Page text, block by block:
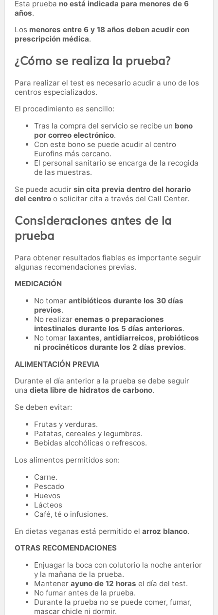
Esta prueba no está indicada para menores de 6
años.
Los menores entre 6 y 18 años deben acudir con
prescripción médica.
¿Cómo se realiza la prueba?
Para realizar el test es necesario acudir a uno de los
centros especializados.
El procedimiento es sencillo:
Tras la compra del servicio se recibe un bono
por correo electrónico.
Con este bono se puede acudir al centro
Eurofins más cercano.
El personal sanitario se encarga de la recogida
de las muestras.
Se puede acudir sin cita previa dentro del horario
del centro o solicitar cita a través del Call Center.
Consideraciones antes de la
prueba
Para obtener resultados fiables es importante seguir
algunas recomendaciones previas.
MEDICACIÓN
No tomar antibióticos durante los 30 días
previos.
No realizar enemas o preparaciones
intestinales durante los 5 días anteriores.
No tomar laxantes, antidiarreicos, probióticos
ni procinéticos durante los 2 días previos.
ALIMENTACIÓN PREVIA
Durante el día anterior a la prueba se debe seguir
una dieta libre de hidratos de carbono.
Se deben evitar:
Frutas y verduras.
Patatas, cereales y legumbres.
Bebidas alcohólicas o refrescos.
Los alimentos permitidos son:
Carne.
Pescado
Huevos
Lácteos
Café, té o infusiones.
En dietas veganas está permitido el arroz blanco.
OTRAS RECOMENDACIONES
Enjuagar la boca con colutorio la noche anterior
y la mañana de la prueba.
Mantener ayuno de 12 horas el día del test.
No fumar antes de la prueba.
Durante la prueba no se puede comer, fumar,
mascar chicle ni dormir.